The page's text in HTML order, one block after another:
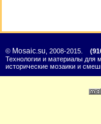
© Mosaic.su , 2008-2015.
Технологии и материалы для
исторические мозаики и